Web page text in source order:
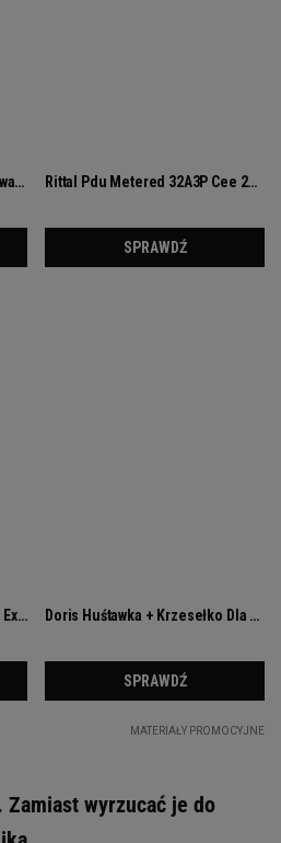
wyrzucać je do